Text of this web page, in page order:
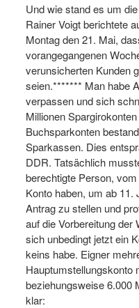
Und wie stand es um
Rainer Voigt berichtete
Montag den 21. Mai,
vorangegangenen
verunsicherten Kunden
seien.******* Man habe
verpassen und sich
Millionen
Buchsparkonten
Sparkassen. Dies
DDR. Tatsächlich
berechtigte Person,
Konto haben, um ab
Antrag zu stellen und
auf die Vorbereitung der
sich unbedingt jetzt ein
keins habe. Eigner
Hauptumstellungskonto
beziehungsweise 6.000
klar: